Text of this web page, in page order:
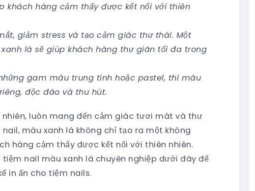
hàng cảm thấy được kết nối với thiên
giảm stress và tạo cảm giác thư thái. Một
lá sẽ giúp khách hàng thư giãn tối đa trong
gam màu trung tính hoặc pastel, thì màu
độc đáo và thu hút.
luôn mang đến cảm giác tươi mát và thư
màu xanh lá không chỉ tạo ra một không
hàng cảm thấy được kết nối với thiên nhiên.
nail màu xanh lá chuyên nghiệp dưới đây để
in ấn cho tiệm nails.